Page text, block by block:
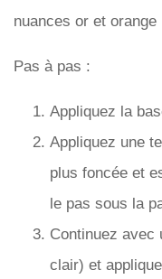
nuances or et orange
Pas à pas :
Appliquez la
Appliquez une
plus foncée et
le pas sous la
Continuez avec
clair) et